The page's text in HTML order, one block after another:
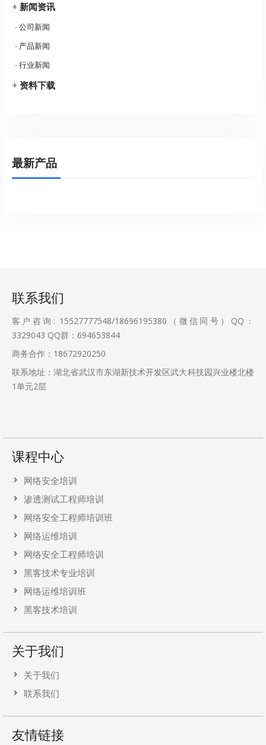
+ 新闻资讯
-公司新闻
- 产品新闻
-行业新闻
+ 资料下载
最新产品
联系我们
客户咨询: 15527777548/18696195380（微信同号）QQ：
3329043 QQ群：694653844
商务合作：18672920250
联系地址：湖北省武汉市东湖新技术开发区武大科技园兴业楼北楼
1单元2层
课程中心
网络安全培训
渗透测试工程师培训
网络安全工程师培训班
网络运维培训
网络安全工程师培训
黑客技术专业培训
网络运维培训班
黑客技术培训
关于我们
关于我们
联系我们
友情链接